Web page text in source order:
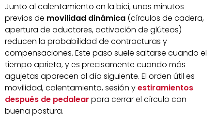
Junto al calentamiento en la bici, unos minutos
previos de movilidad dinámica (círculos de cadera,
apertura de aductores, activación de glúteos)
reducen la probabilidad de contracturas y
compensaciones. Este paso suele saltarse cuando el
tiempo aprieta, y es precisamente cuando más
agujetas aparecen al día siguiente. El orden útil es
movilidad, calentamiento, sesión yestiramientos
después de pedalear para cerrar el círculo con
buena postura.